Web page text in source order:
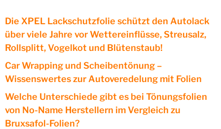
Die XPEL Lackschutzfolie schützt den Autolack
über viele Jahre vor Wettereinflüsse, Streusalz,
Rollsplitt, Vogelkot und Blütenstaub!
Car Wrapping und Scheibentönung –
Wissenswertes zur Autoveredelung mit Folien
Welche Unterschiede gibt es bei Tönungsfolien
von No-Name Herstellern im Vergleich zu
Bruxsafol-Folien?